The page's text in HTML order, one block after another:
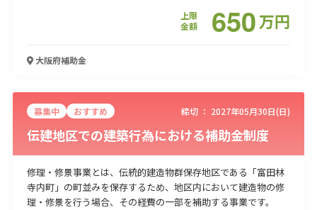
上限
金額
650万円
大阪府補助金
募集中 おすすめ 締切 ： 2027年05月30日(日)
伝建地区での建築行為における補助金制度
修理・修景事業とは、伝統的建造物群保存地区である「富田林
寺内町」の町並みを保存するため、地区内において建造物の修
理・修景を行う場合、その経費の一部を補助する事業です。